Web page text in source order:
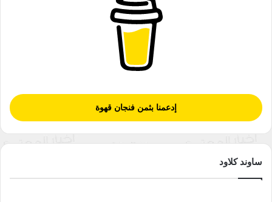
إدعمنا بثمن فنجان قهوة
ساوند كلاود